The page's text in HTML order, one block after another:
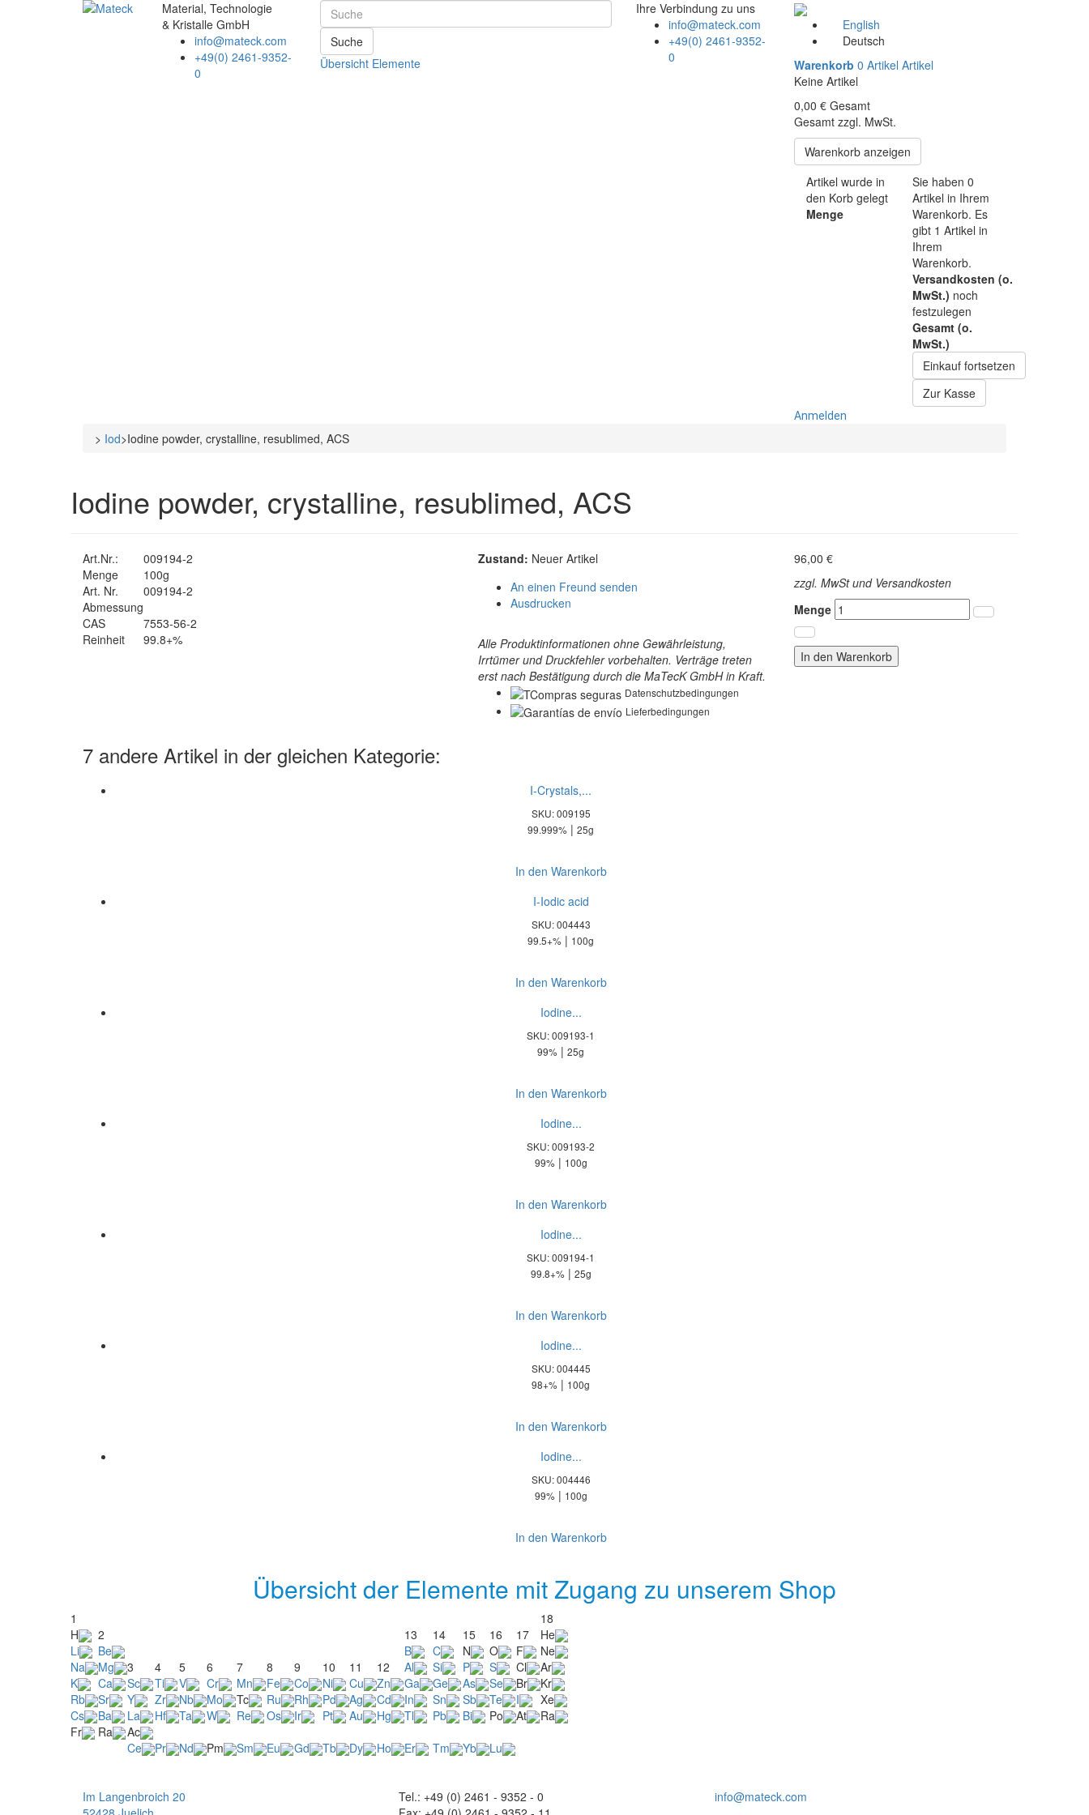
Material, Technologie
& Kristalle GmbH
info@mateck.com
+49(0) 2461-9352-
0
Suche
Übersicht Elemente
Ihre Verbindung zu uns
info@mateck.com
+49(0) 2461-9352-
0
English
Deutsch
Warenkorb 0 Artikel Artikel
Keine Artikel
0,00 € Gesamt
Gesamt zzgl. MwSt.
Warenkorb anzeigen
Artikel wurde in
den Korb gelegt
Menge
Sie haben 0
Artikel in Ihrem
Warenkorb. Es
gibt 1 Artikel in
Ihrem
Warenkorb.
Versandkosten (o.
MwSt.) noch
festzulegen
Gesamt (o.
MwSt.)
Einkauf fortsetzen
Zur Kasse
Anmelden
> Iod>Iodine powder, crystalline, resublimed, ACS
Iodine powder, crystalline, resublimed, ACS
Art.Nr.:
009194-2
Menge
100g
Art. Nr.
009194-2
Abmessung
CAS
7553-56-2
Reinheit
99.8+%
Zustand: Neuer Artikel
An einen Freund senden
Ausdrucken
Alle Produktinformationen ohne Gewährleistung,
Irrtümer und Druckfehler vorbehalten. Verträge treten
erst nach Bestätigung durch die MaTecK GmbH in Kraft.
Datenschutzbedingungen
Lieferbedingungen
96,00 €
zzgl. MwSt und Versandkosten
Menge
In den Warenkorb
7 andere Artikel in der gleichen Kategorie:
I-Crystals,...
SKU: 009195
99.999% | 25g
In den Warenkorb
I-Iodic acid
SKU: 004443
99.5+% | 100g
In den Warenkorb
Iodine...
SKU: 009193-1
99% | 25g
In den Warenkorb
Iodine...
SKU: 009193-2
99% | 100g
In den Warenkorb
Iodine...
SKU: 009194-1
99.8+% | 25g
In den Warenkorb
Iodine...
SKU: 004445
98+% | 100g
In den Warenkorb
Iodine...
SKU: 004446
99% | 100g
In den Warenkorb
Übersicht der Elemente mit Zugang zu unserem Shop
1
18
H
2 13 14 15 16 17
He
Li
Be B C N O F
Ne
Na
Mg 3 4 5 6 7 8 9 10 11 12 Al Si P S Cl
Ar
K
Ca Sc Ti V Cr Mn Fe Co Ni Cu Zn Ga Ge As Se Br
Kr
Rb
Sr Y Zr Nb Mo Tc Ru Rh Pd Ag Cd In Sn Sb Te I
Xe
Cs
Ba La Hf Ta W Re Os Ir Pt Au Hg Tl Pb Bi Po At
Ra
Fr
Ra
Ac
Ce
Pr Nd Pm Sm Eu Gd Tb Dy Ho Er Tm Yb Lu
Im Langenbroich 20
Tel.: +49 (0) 2461 - 9352 - 0
info@mateck.com